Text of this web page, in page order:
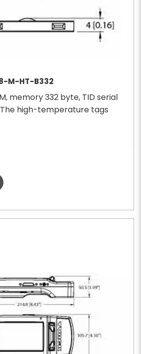
M-HT-B332
memory 332 byte, TID serial
high-temperature tags